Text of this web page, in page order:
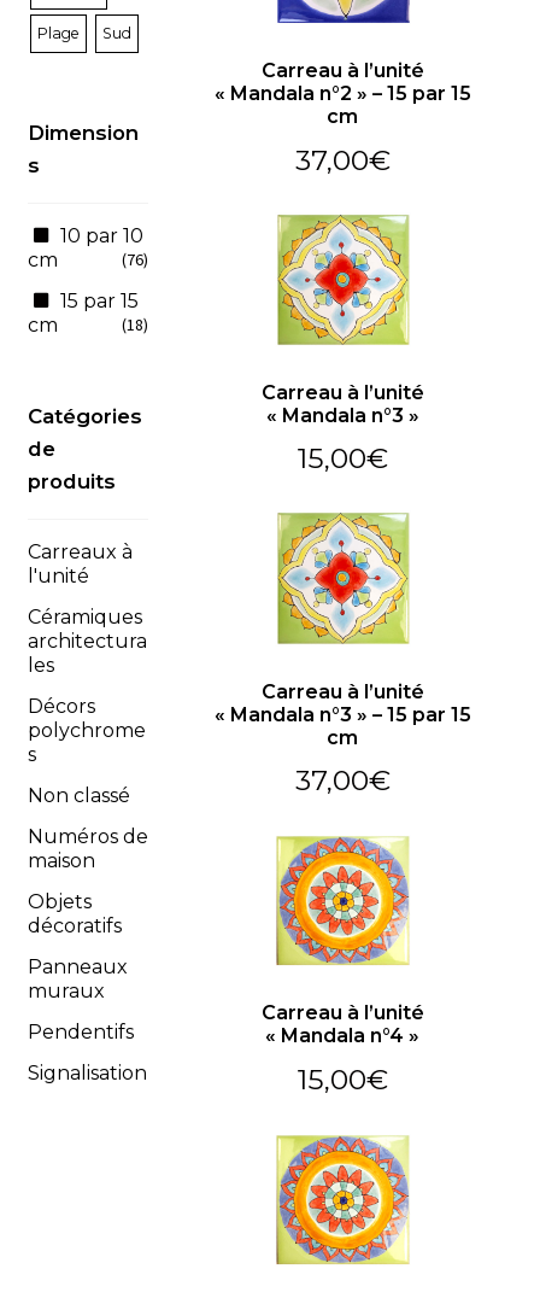
Carreau à l’unité
« Mandala n°2 » – 15 par 15
cm
37,00€
Carreau à l’unité
« Mandala n°3 »
15,00€
Carreau à l’unité
« Mandala n°3 » – 15 par 15
cm
37,00€
Carreau à l’unité
« Mandala n°4 »
15,00€
Plage Sud
Dimension
s
10 par 10
cm
(76)
15 par 15
cm
(18)
Catégories
de
produits
Carreaux à
l'unité
Céramiques
architectura
les
Décors
polychrome
s
Non classé
Numéros de
maison
Objets
décoratifs
Panneaux
muraux
Pendentifs
Signalisation